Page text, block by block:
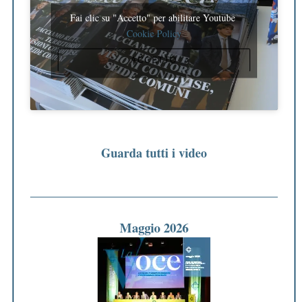
Fai clic su "Accetto" per abilitare Youtube
Cookie Policy
ACCETTO
Guarda tutti i video
Maggio 2026